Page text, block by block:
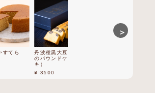
丹波種黒大豆(黒豆
のパウンドケー
¥ 3500
＞